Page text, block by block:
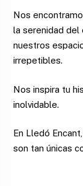
Nos
la serenidad del
nuestros
irrepetibles.
Nos inspira tu
inolvidable.
En Lledó
son tan únicas